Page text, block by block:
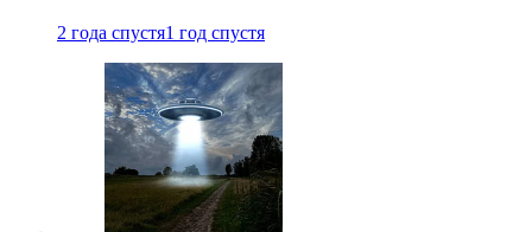
2 года спустя1 год спустя